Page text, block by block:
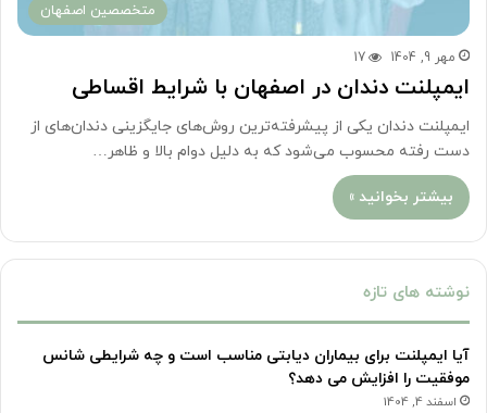
متخصصین اصفهان
مهر 9, 1404 17
ایمپلنت دندان در اصفهان با شرایط اقساطی
ایمپلنت دندان یکی از پیشرفته‌ترین روش‌های جایگزینی دندان‌های از
دست ‌رفته محسوب می‌شود که به دلیل دوام بالا و ظاهر…
بیشتر بخوانید »
نوشته های تازه
آیا ایمپلنت برای بیماران دیابتی مناسب است و چه شرایطی شانس
موفقیت را افزایش می دهد؟
اسفند 4, 1404